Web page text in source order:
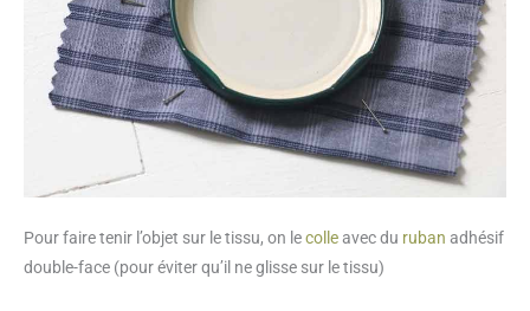
Pour faire tenir l’objet sur le tissu, on lecolleavec du ruban adhésif
double-face (pour éviter qu’il ne glisse sur le tissu)